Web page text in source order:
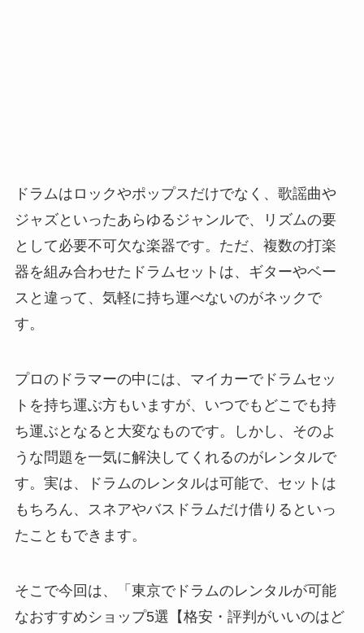
ドラムはロックやポップスだけでなく、歌謡曲や
ジャズといったあらゆるジャンルで、リズムの要
として必要不可欠な楽器です。ただ、複数の打楽
器を組み合わせたドラムセットは、ギターやベー
スと違って、気軽に持ち運べないのがネックで
す。
プロのドラマーの中には、マイカーでドラムセッ
トを持ち運ぶ方もいますが、いつでもどこでも持
ち運ぶとなると大変なものです。しかし、そのよ
うな問題を一気に解決してくれるのがレンタルで
す。実は、ドラムのレンタルは可能で、セットは
もちろん、スネアやバスドラムだけ借りるといっ
たこともできます。
そこで今回は、「東京でドラムのレンタルが可能
なおすすめショップ5選【格安・評判がいいのはど